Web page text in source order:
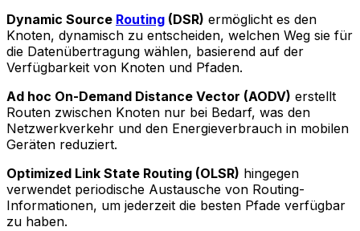
Dynamic Source Routing (DSR) ermöglicht es den
Knoten, dynamisch zu entscheiden, welchen Weg sie für
die Datenübertragung wählen, basierend auf der
Verfügbarkeit von Knoten und Pfaden.
Ad hoc On-Demand Distance Vector (AODV) erstellt
Routen zwischen Knoten nur bei Bedarf, was den
Netzwerkverkehr und den Energieverbrauch in mobilen
Geräten reduziert.
Optimized Link State Routing (OLSR) hingegen
verwendet periodische Austausche von Routing-
Informationen, um jederzeit die besten Pfade verfügbar
zu haben.